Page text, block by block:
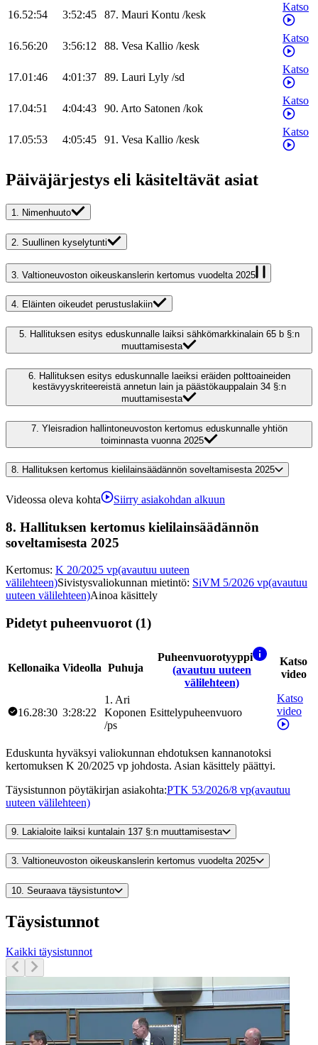
16.52:54 3:52:45 87. Mauri Kontu /kesk
Katso
16.56:20 3:56:12 88. Vesa Kallio /kesk
Katso
17.01:46 4:01:37 89. Lauri Lyly /sd
Katso
17.04:51 4:04:43 90. Arto Satonen /kok
Katso
17.05:53 4:05:45 91. Vesa Kallio /kesk
Katso
Päiväjärjestys eli käsiteltävät asiat
1. Nimenhuuto
2. Suullinen kyselytunti
3. Valtioneuvoston oikeuskanslerin kertomus vuodelta 2025
4. Eläinten oikeudet perustuslakiin
5. Hallituksen esitys eduskunnalle laiksi sähkömarkkinalain 65 b §:n
muuttamisesta
6.
Hallituksen esitys eduskunnalle laeiksi eräiden polttoaineiden
kestävyyskriteereistä annetun lain ja päästökauppalain 34 §:n
muuttamisesta
7. Yleisradion hallintoneuvoston kertomus eduskunnalle yhtiön
toiminnasta vuonna 2025
8. Hallituksen kertomus kielilainsäädännön soveltamisesta 2025
Videossa oleva kohta Siirry asiakohdan alkuun
8. Hallituksen kertomus kielilainsäädännön
soveltamisesta 2025
Kertomus: K 20/2025 vp(avautuu uuteen
välilehteen)Sivistysvaliokunnan mietintö: SiVM 5/2026 vp(avautuu
uuteen välilehteen)Ainoa käsittely
Pidetyt puheenvuorot (1)
Kellonaika Videolla Puhuja
Puheenvuorotyyppi
(avautuu uuteen
välilehteen)
Katso
video
16.28:30 3:28:22
1 . Ari
Koponen
/ps
Esittelypuheenvuoro
Katso
video
Eduskunta hyväksyi valiokunnan ehdotuksen kannanotoksi
kertomuksen K 20/2025 vp johdosta. Asian käsittely päättyi.
Täysistunnon pöytäkirjan asiakohta:PTK 53/2026/8 vp(avautuu
uuteen välilehteen)
9. Lakialoite laiksi kuntalain 137 §:n muuttamisesta
3. Valtioneuvoston oikeuskanslerin kertomus vuodelta 2025
10. Seuraava täysistunto
Täysistunnot
Kaikki täysistunnot